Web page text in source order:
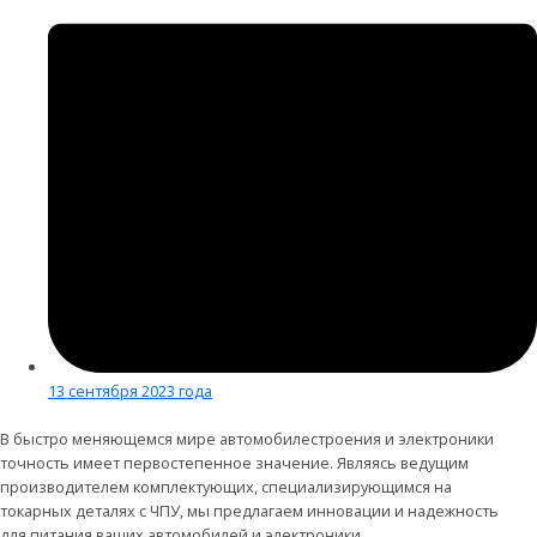
13 сентября 2023 года
В быстро меняющемся мире автомобилестроения и электроники
точность имеет первостепенное значение. Являясь ведущим
производителем комплектующих, специализирующимся на
токарных деталях с ЧПУ, мы предлагаем инновации и надежность